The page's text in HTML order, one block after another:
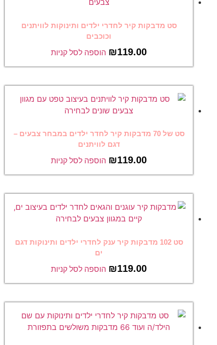
סט מדבקות קיר לחדרי ילדים ותינוקות לוויתנים
וכוכבים
₪119.00 הוספה לסל קניות
סט של 70 מדבקות קיר לחדר ילדים במבחר צבעים –
דגם לוויתנים
₪119.00 הוספה לסל קניות
סט 102 מדבקות קיר ענק לחדרי ילדים ותינוקות דגם
ים
₪119.00 הוספה לסל קניות